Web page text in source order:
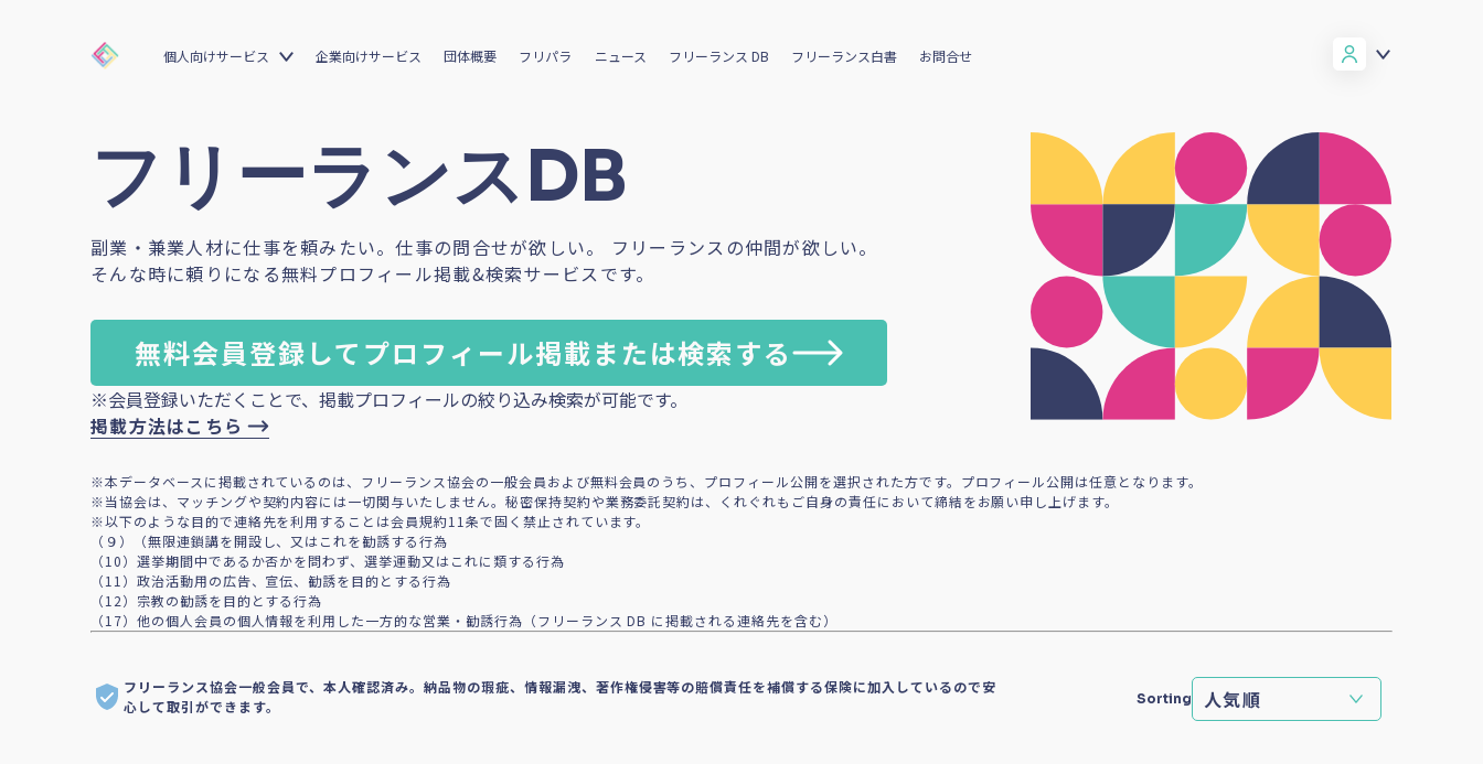
個人向けサービス 企業向けサービス 団体概要 フリパラ ニュース フリーランス DB フリーランス白書 お問合せ
フリーランスDB
副業・兼業人材に仕事を頼みたい。仕事の問合せが欲しい。 フリーランスの仲間が欲しい。
そんな時に頼りになる無料プロフィール掲載&検索サービスです。
無料会員登録してプロフィール掲載または検索する
※会員登録いただくことで、掲載プロフィールの絞り込み検索が可能です。
掲載方法はこちら
※本データベースに掲載されているのは、フリーランス協会の一般会員および無料会員のうち、プロフィール公開を選択された方です。プロフィール公開は任意となります。
※当協会は、マッチングや契約内容には一切関与いたしません。秘密保持契約や業務委託契約は、くれぐれもご自身の責任において締結をお願い申し上げます。
※以下のような目的で連絡先を利用することは会員規約11条で固く禁止されています。
（９）（無限連鎖講を開設し、又はこれを勧誘する行為
（10）選挙期間中であるか否かを問わず、選挙運動又はこれに類する行為
（11）政治活動用の広告、宣伝、勧誘を目的とする行為
（12）宗教の勧誘を目的とする行為
（17）他の個人会員の個人情報を利用した一方的な営業・勧誘行為（フリーランス DB に掲載される連絡先を含む）
フリーランス協会一般会員で、本人確認済み。納品物の瑕疵、情報漏洩、著作権侵害等の賠償責任を補償する保険に加入しているので安
心して取引ができます。
Sorting